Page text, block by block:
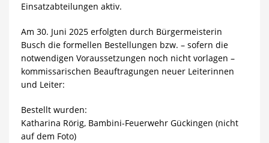
Einsatzabteilungen aktiv.
Am 30. Juni 2025 erfolgten durch Bürgermeisterin
Busch die formellen Bestellungen bzw. – sofern die
notwendigen Voraussetzungen noch nicht vorlagen –
kommissarischen Beauftragungen neuer Leiterinnen
und Leiter:
Bestellt wurden:
Katharina Rörig, Bambini-Feuerwehr Gückingen (nicht
auf dem Foto)